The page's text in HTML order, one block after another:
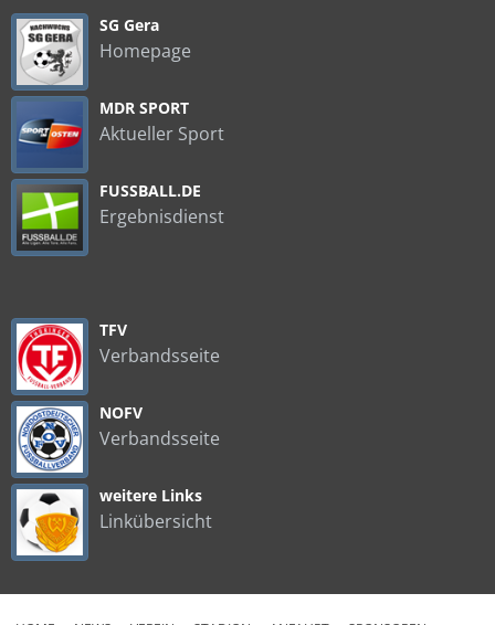
SG Gera
Homepage
MDR SPORT
Aktueller Sport
FUSSBALL.DE
Ergebnisdienst
TFV
Verbandsseite
NOFV
Verbandsseite
weitere Links
Linkübersicht